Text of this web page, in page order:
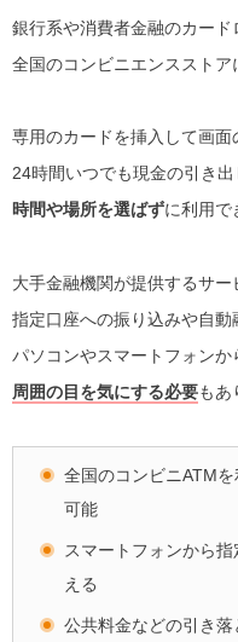
銀行系や消費者金融のカード
全国のコンビニエンスストア
専用のカードを挿入して画面
24時間いつでも現金の引き出
時間や場所を選ばずに利用で
大手金融機関が提供するサー
指定口座への振り込みや自動
パソコンやスマートフォンか
周囲の目を気にする必要もあ
全国のコンビニATM
可能
スマートフォンから
える
公共料金などの引き